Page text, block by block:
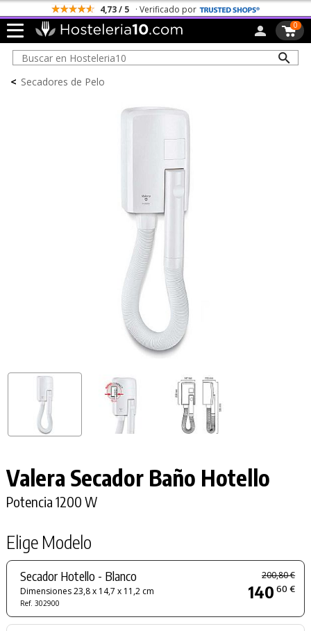
4,73 / 5 · Verificado por
0
< Secadores de Pelo
Valera Secador Baño Hotello
Potencia 1200 W
Elige Modelo
Secador Hotello - Blanco
Dimensiones 23,8 x 14,7 x 11,2 cm
Ref. 302900
200,80 €
140 60 €